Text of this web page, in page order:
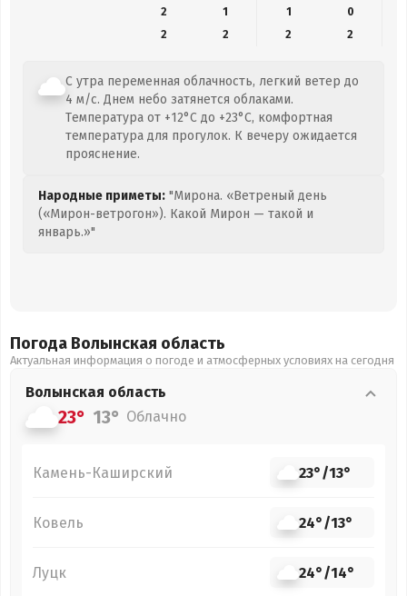
2
1 1
0
2
2 2 2
С утра переменная облачность, легкий ветер до
4 м/с. Днем небо затянется облаками.
Температура от +12°C до +23°C, комфортная
температура для прогулок. К вечеру ожидается
прояснение.
Народные приметы: "Мирона. «Ветреный день
(«Мирон-ветрогон»). Какой Мирон — такой и
январь.»"
Погода Волынская область
Актуальная информация о погоде и атмосферных условиях на сегодня
Волынская область
23° 13° Облачно
Камень-Каширский 23°/13°
Ковель 24°/13°
Луцк 24°/14°